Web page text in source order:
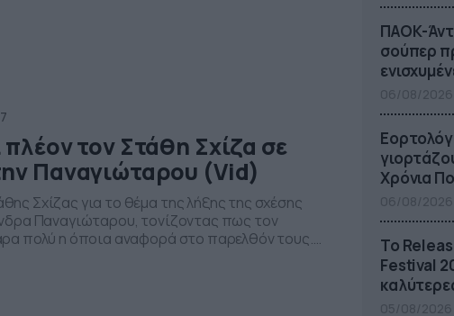
πλέον τον Στάθη Σχίζα σε
Παναγιώταρου (Vid)
Σχίζας για το θέμα της λήξης της σχέσης
Παναγιώταρου, τονίζοντας πως τον
πολύ η όποια αναφορά στο παρελθόν τους.
ΠΑΟΚ-
σούπερ
το
Χρόνια
Το
Festival